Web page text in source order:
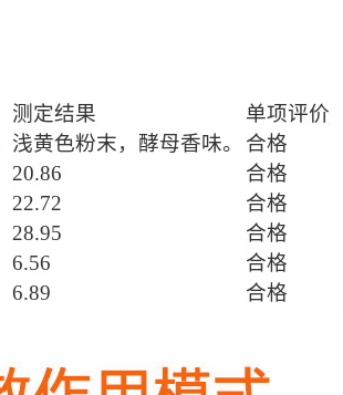
测定结果
单项评价
浅黄色粉末，酵母香味。
合格
20.86
合格
22.72
合格
28.95
合格
6.56
合格
6.89 合格